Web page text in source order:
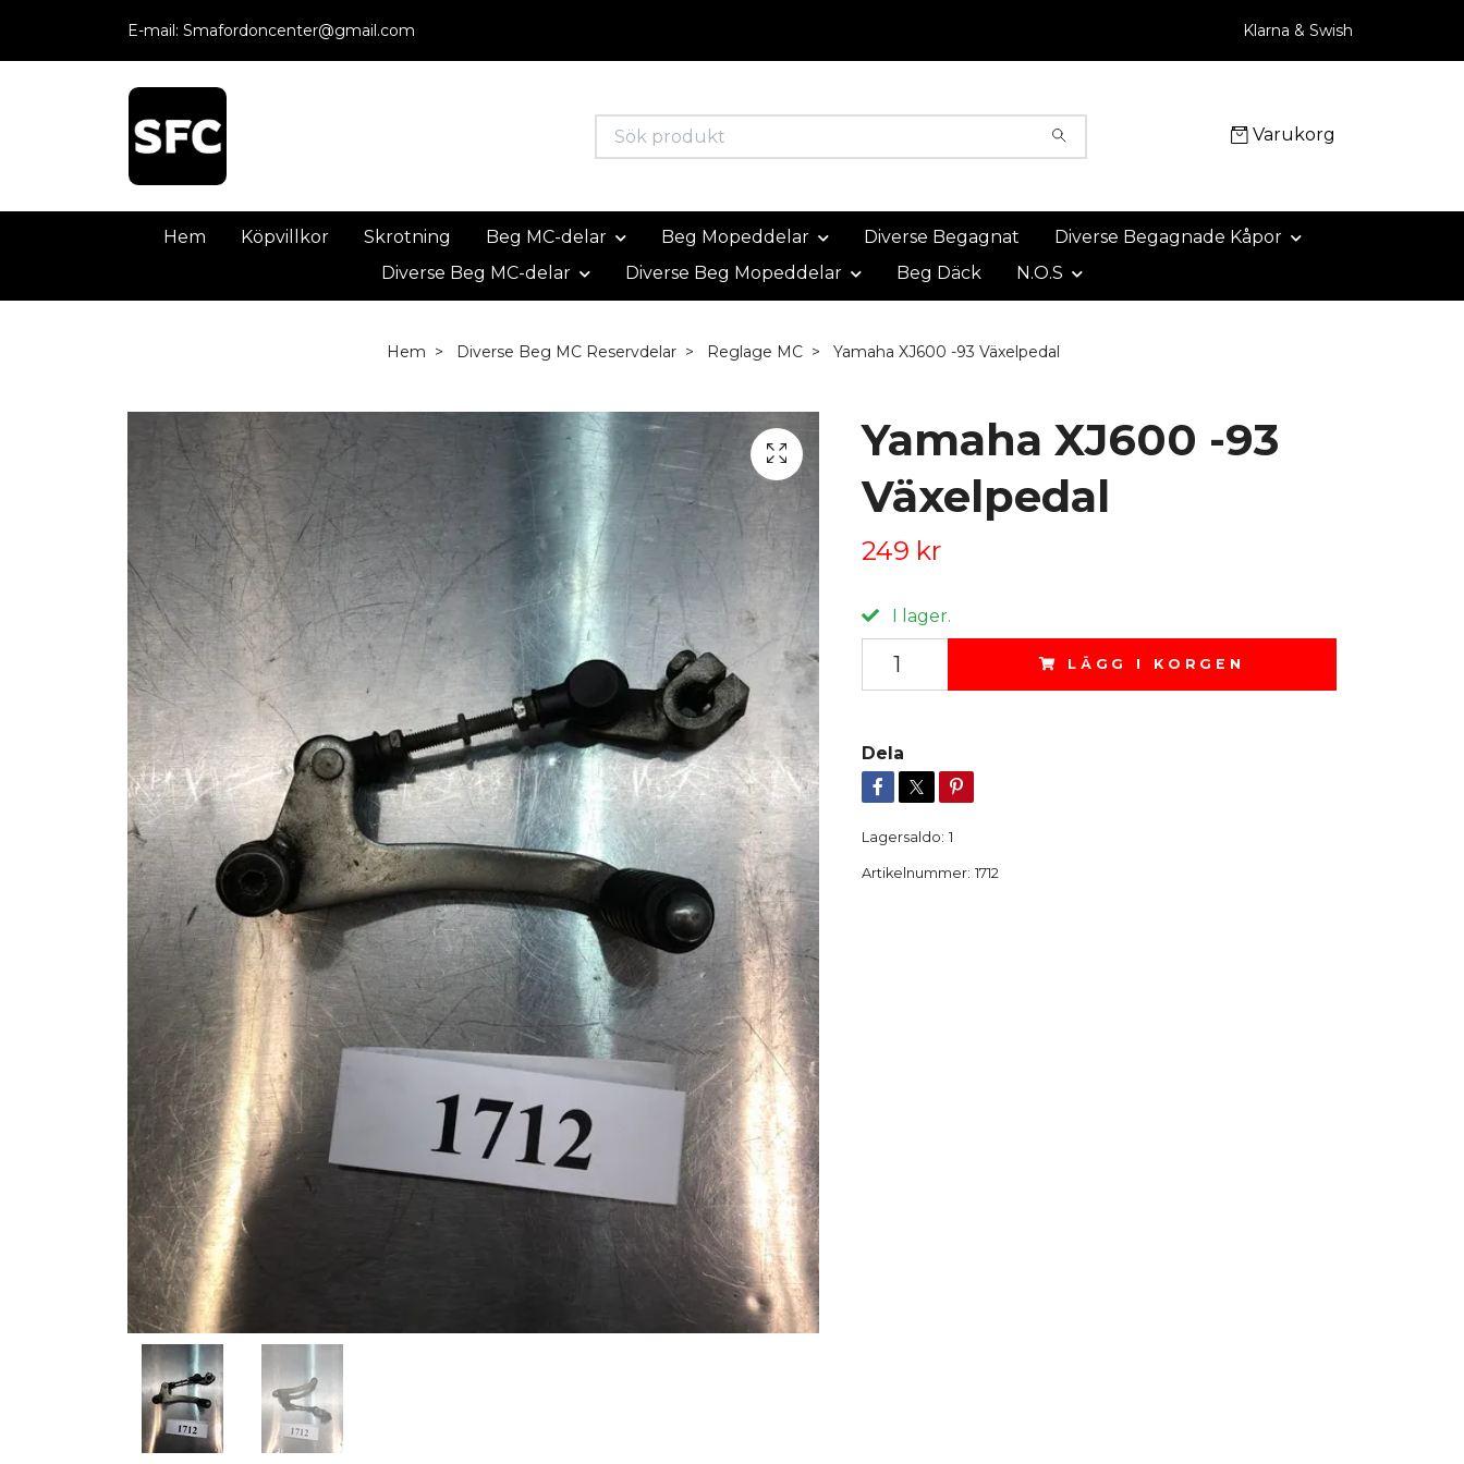
E-mail: Smafordoncenter@gmail.com Klarna & Swish
Varukorg
Hem Köpvillkor Skrotning Beg MC-delar Beg Mopeddelar Diverse Begagnat
Diverse Begagnade Kåpor
Diverse Beg MC-delar
Diverse Beg Mopeddelar Beg Däck N.O.S
Hem Diverse Beg MC Reservdelar Reglage MC Yamaha XJ600 -93 Växelpedal
Yamaha XJ600 -93
Växelpedal
249 kr
I lager.
LÄGG I KORGEN
Dela
Lagersaldo: 1
Artikelnummer: 1712